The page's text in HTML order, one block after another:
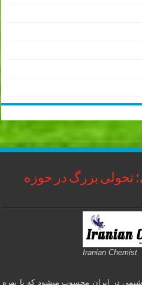
تحولی بزرگ در حوزه
Iranian Chemist
در ایران محسوب میشود که با بهره